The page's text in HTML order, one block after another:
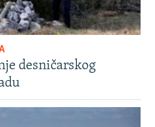
desničarskog